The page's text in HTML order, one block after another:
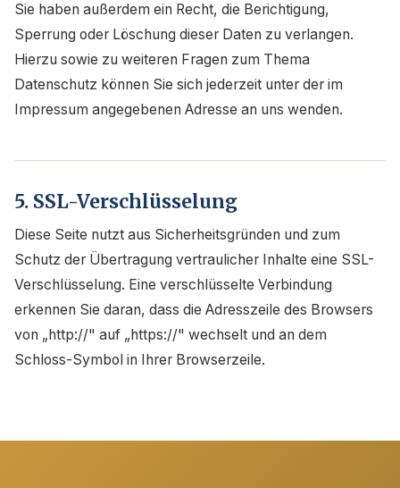
Sie haben außerdem ein Recht, die Berichtigung,
Sperrung oder Löschung dieser Daten zu verlangen.
Hierzu sowie zu weiteren Fragen zum Thema
Datenschutz können Sie sich jederzeit unter der im
Impressum angegebenen Adresse an uns wenden.
5. SSL-Verschlüsselung
Diese Seite nutzt aus Sicherheitsgründen und zum
Schutz der Übertragung vertraulicher Inhalte eine SSL-
Verschlüsselung. Eine verschlüsselte Verbindung
erkennen Sie daran, dass die Adresszeile des Browsers
von „http://" auf „https://" wechselt und an dem
Schloss-Symbol in Ihrer Browserzeile.